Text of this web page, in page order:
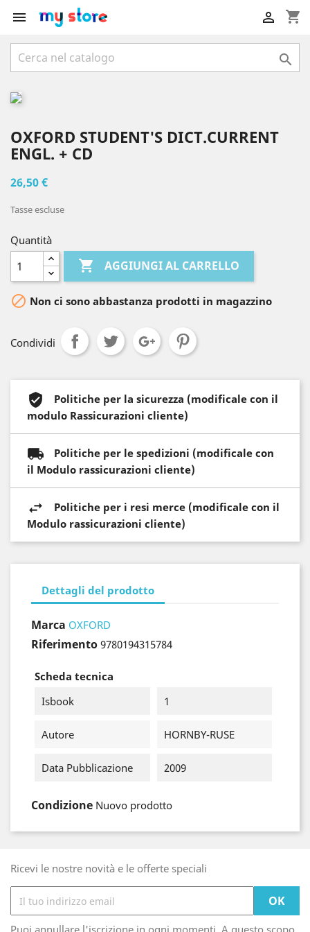
 shopping_cart


OXFORD STUDENT'S DICT.CURRENT
ENGL. + CD
26,50 €
Tasse escluse
Quantità
 AGGIUNGI AL CARRELLO
 Non ci sono abbastanza prodotti in magazzino
Condividi
Politiche per la sicurezza (modificale con il
modulo Rassicurazioni cliente)
Politiche per le spedizioni (modificale con
il Modulo rassicurazioni cliente)
Politiche per i resi merce (modificale con il
Modulo rassicurazioni cliente)
Dettagli del prodotto
Marca OXFORD
Riferimento 9780194315784
Scheda tecnica
Isbook
1
Autore HORNBY-RUSE
Data Pubblicazione 2009
Condizione Nuovo prodotto
Ricevi le nostre novità e le offerte speciali
Puoi annullare l'iscrizione in ogni momenti. A questo scopo,